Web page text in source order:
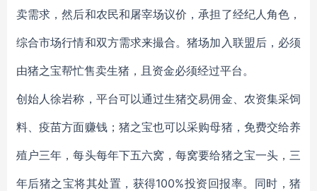
卖需求，然后和农民和屠宰场议价，承担了经纪人角色，
综合市场行情和双方需求来撮合。猪场加入联盟后，必须
由猪之宝帮忙售卖生猪，且资金必须经过平台。
创始人徐岩称，平台可以通过生猪交易佣金、农资集采饲
料、疫苗方面赚钱；猪之宝也可以采购母猪，免费交给养
殖户三年，每头每年下五六窝，每窝要给猪之宝一头，三
年后猪之宝将其处置，获得100%投资回报率。同时，猪